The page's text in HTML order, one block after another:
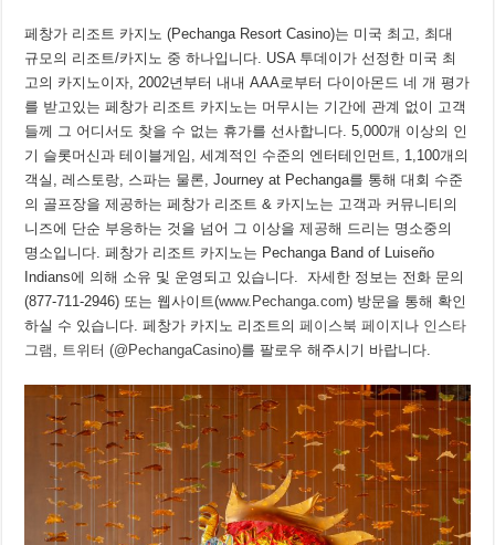
페창가 리조트 카지노 (Pechanga Resort Casino)는 미국 최고, 최대
규모의 리조트/카지노 중 하나입니다. USA 투데이가 선정한 미국 최
고의 카지노이자, 2002년부터 내내 AAA로부터 다이아몬드 네 개 평가
를 받고있는 페창가 리조트 카지노는 머무시는 기간에 관계 없이 고객
들께 그 어디서도 찾을 수 없는 휴가를 선사합니다. 5,000개 이상의 인
기 슬롯머신과 테이블게임, 세계적인 수준의 엔터테인먼트, 1,100개의
객실, 레스토랑, 스파는 물론, Journey at Pechanga를 통해 대회 수준
의 골프장을 제공하는 페창가 리조트 & 카지노는 고객과 커뮤니티의
니즈에 단순 부응하는 것을 넘어 그 이상을 제공해 드리는 명소중의
명소입니다. 페창가 리조트 카지노는 Pechanga Band of Luiseño
Indians에 의해 소유 및 운영되고 있습니다. 자세한 정보는 전화 문의
(877-711-2946) 또는 웹사이트(www.Pechanga.com) 방문을 통해 확인
하실 수 있습니다. 페창가 카지노 리조트의페이스북 페이지 나 인스타
그램
트위터 (@PechangaCasino)를 팔로우 해주시기 바랍니다.